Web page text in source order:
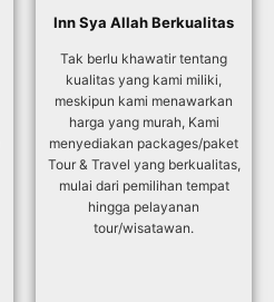
Inn Sya Allah Berkualitas
Tak berlu khawatir tentang
kualitas yang kami miliki,
meskipun kami menawarkan
harga yang murah, Kami
menyediakan packages/paket
Tour & Travel yang berkualitas,
mulai dari pemilihan tempat
hingga pelayanan
tour/wisatawan.